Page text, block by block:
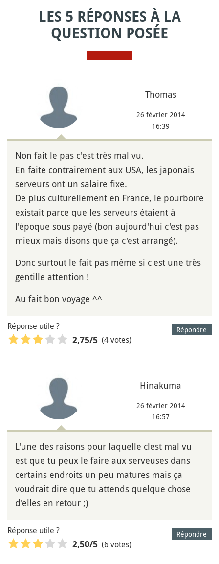
LES 5 RÉPONSES À LA
QUESTION POSÉE
Thomas
26 février 2014
16:39
Non fait le pas c'est très mal vu.
En faite contrairement aux USA, les japonais
serveurs ont un salaire fixe.
De plus culturellement en France, le pourboire
existait parce que les serveurs étaient à
l'époque sous payé (bon aujourd'hui c'est pas
mieux mais disons que ça c'est arrangé).
Donc surtout le fait pas même si c'est une très
gentille attention !
Au fait bon voyage ^^
Répondre
Réponse utile ?
2,75/5 (4 votes)
Hinakuma
26 février 2014
16:57
L'une des raisons pour laquelle clest mal vu
est que tu peux le faire aux serveuses dans
certains endroits un peu matures mais ça
voudrait dire que tu attends quelque chose
d'elles en retour ;)
Répondre
Réponse utile ?
2,50/5 (6 votes)